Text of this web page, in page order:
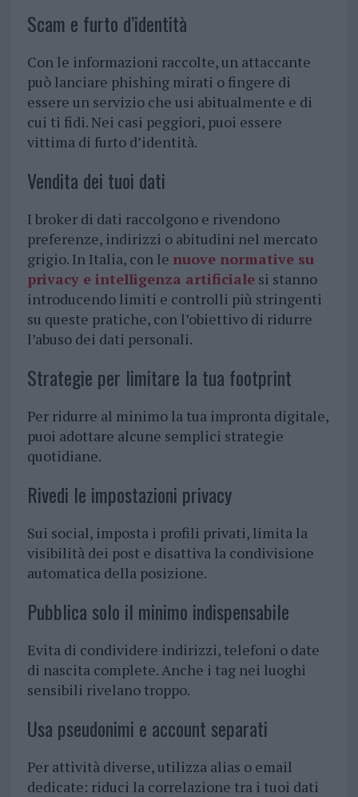
Scam e furto d’identità
Con le informazioni raccolte, un attaccante
può lanciare phishing mirati o fingere di
essere un servizio che usi abitualmente e di
cui ti fidi. Nei casi peggiori, puoi essere
vittima di furto d’identità.
Vendita dei tuoi dati
I broker di dati raccolgono e rivendono
preferenze, indirizzi o abitudini nel mercato
grigio. In Italia, con le nuove normative su
privacy e intelligenza artificialesi stanno
introducendo limiti e controlli più stringenti
su queste pratiche, con l’obiettivo di ridurre
l’abuso dei dati personali.
Strategie per limitare la tua footprint
Per ridurre al minimo la tua impronta digitale,
puoi adottare alcune semplici strategie
quotidiane.
Rivedi le impostazioni privacy
Sui social, imposta i profili privati, limita la
visibilità dei post e disattiva la condivisione
automatica della posizione.
Pubblica solo il minimo indispensabile
Evita di condividere indirizzi, telefoni o date
di nascita complete. Anche i tag nei luoghi
sensibili rivelano troppo.
Usa pseudonimi e account separati
Per attività diverse, utilizza alias o email
dedicate: riduci la correlazione tra i tuoi dati